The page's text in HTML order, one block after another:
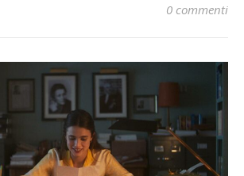
0 commenti